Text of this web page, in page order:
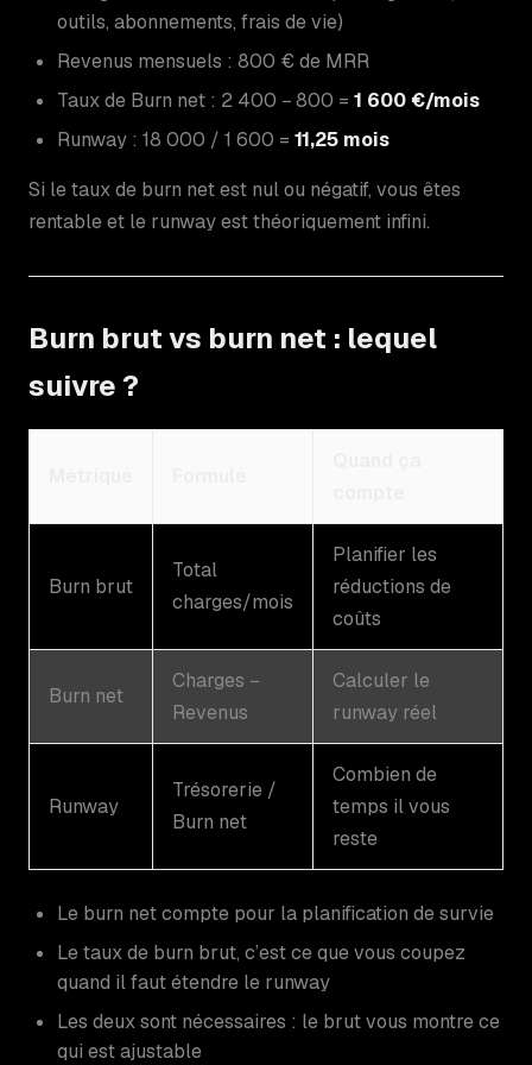
outils, abonnements, frais de vie)
Revenus mensuels : 800 € de MRR
Taux de Burn net : 2 400 − 800 = 1 600 €/mois
Runway : 18 000 / 1 600 = 11,25 mois
Si le taux de burn net est nul ou négatif, vous êtes
rentable et le runway est théoriquement infini.
Burn brut vs burn net : lequel
suivre ?
Burn brut
Total
charges/mois
Planifier les
réductions de
coûts
Burn net
Charges −
Revenus
Calculer le
runway réel
Runway
Trésorerie /
Burn net
Combien de
temps il vous
reste
Le burn net compte pour la planification de survie
Le taux de burn brut, c’est ce que vous coupez
quand il faut étendre le runway
Les deux sont nécessaires : le brut vous montre ce
qui est ajustable